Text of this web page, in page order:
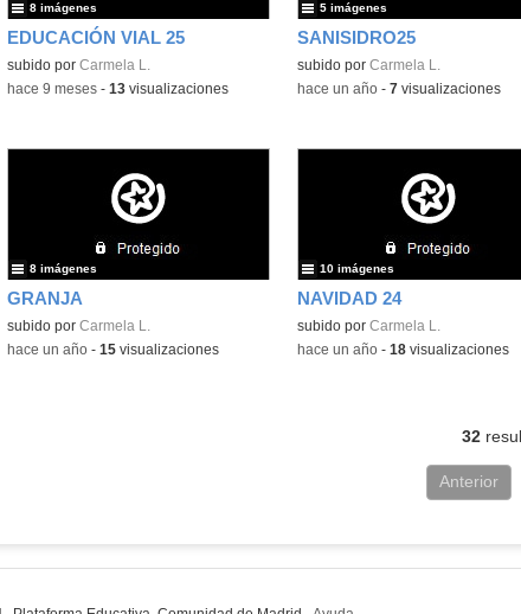
EDUCACIÓN VIAL 25
subido por Carmela L.
8 imágenes
-hace 9 meses- 13visualizaciones
SANISIDRO25
subido por Carmela L.
5 imágenes
-hace un año- 7visualizaciones
GRANJA
subido por Carmela L.
8 imágenes
-hace un año- 15visualizaciones
NAVIDAD 24
subido por Carmela L.
10 imágenes
-hace un año- 18visualizaciones
32
Anterior